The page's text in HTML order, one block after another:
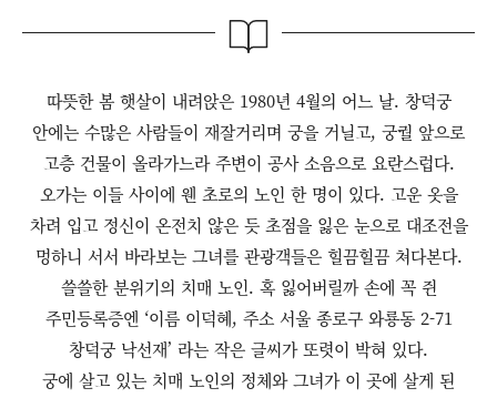
따뜻한 봄 햇살이 내려앉은 1980년 4월의 어느 날. 창덕궁
안에는 수많은 사람들이 재잘거리며 궁을 거닐고, 궁궐 앞으로
고층 건물이 올라가느라 주변이 공사 소음으로 요란스럽다.
오가는 이들 사이에 웬 초로의 노인 한 명이 있다. 고운 옷을
차려 입고 정신이 온전치 않은 듯 초점을 잃은 눈으로 대조전을
멍하니 서서 바라보는 그녀를 관광객들은 힐끔힐끔 쳐다본다.
쓸쓸한 분위기의 치매 노인. 혹 잃어버릴까 손에 꼭 쥔
주민등록증엔 ‘이름 이덕혜, 주소 서울 종로구 와룡동 2-71
창덕궁 낙선재’ 라는 작은 글씨가 또렷이 박혀 있다.
궁에 살고 있는 치매 노인의 정체와 그녀가 이 곳에 살게 된